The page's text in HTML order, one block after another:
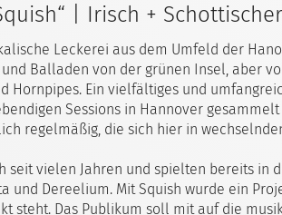
| Irisch +
Leckerei aus dem Umfeld der
Balladen von der grünen Insel, aber
Hornpipes. Ein vielfältiges und
Sessions in Hannover
regelmäßig, die sich hier in
seit vielen Jahren und spielten bereits in
und Dereelium. Mit Squish wurde ein
steht. Das Publikum soll mit auf die